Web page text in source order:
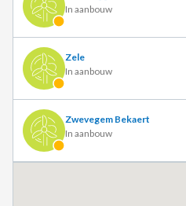
In aanbouw
Zele
In aanbouw
Zwevegem Bekaert
In aanbouw